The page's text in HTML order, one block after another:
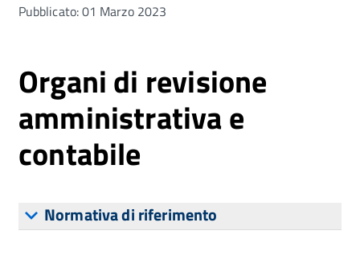
Pubblicato: 01 Marzo 2023
Organi di revisione
amministrativa e
contabile
Normativa di riferimento